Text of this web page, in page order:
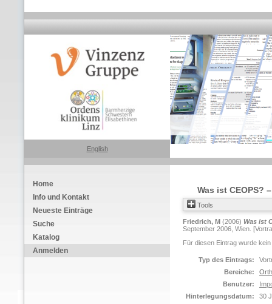
English
Home
Info und Kontakt
Neueste Einträge
Suche
Katalog
Anmelden
Was ist CEOPS?
Tools
Friedrich, M (2006) Was ist
September 2006, Wien.
Für diesen Eintrag wurde
Typ des Eintrags:
Bereiche:
Benutzer:
Hinterlegungsdatum:
30